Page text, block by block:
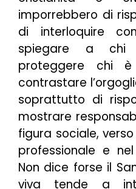
imporrebbero di
di interloquire
spiegare a
proteggere chi
contrastare
soprattutto di
mostrare
figura sociale,
professionale e
Non dice forse il
viva tende a